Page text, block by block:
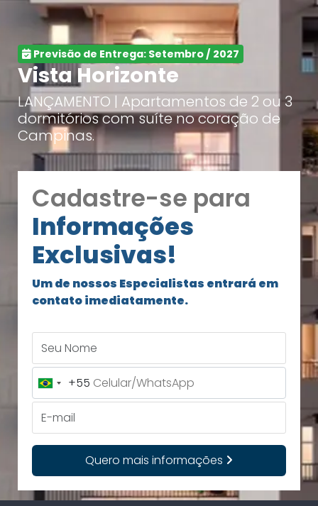
Previsão de Entrega: Setembro / 2027
Vista Horizonte
LANÇAMENTO | Apartamentos de 2 ou 3
dormitórios com suíte no coração de
Campinas.
Cadastre-se para
Informações
Exclusivas!
Um de nossos Especialistas entrará em
contato imediatamente.
Brazil
+55
+55
Quero mais informações